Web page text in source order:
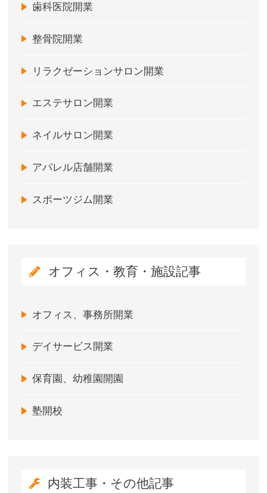
歯科医院開業
整骨院開業
リラクゼーションサロン開業
エステサロン開業
ネイルサロン開業
アパレル店舗開業
スポーツジム開業
オフィス・教育・施設記事
オフィス、事務所開業
デイサービス開業
保育園、幼稚園開園
塾開校
内装工事・その他記事